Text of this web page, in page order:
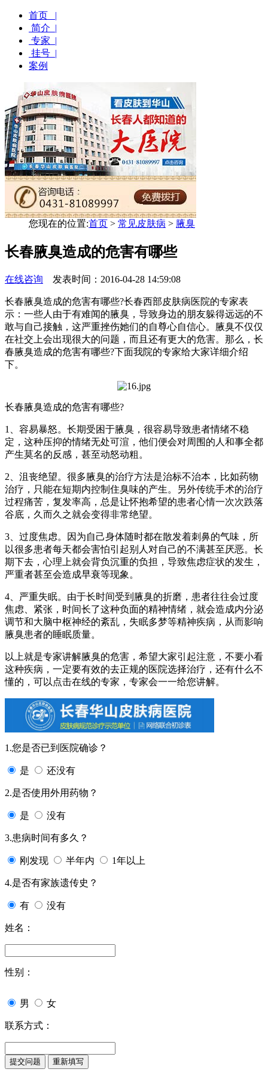
首页 |
简介 |
专家 |
挂号 |
案例
您现在的位置:首页 > 常见皮肤病 > 腋臭
长春腋臭造成的危害有哪些
在线咨询 发表时间：2016-04-28 14:59:08
长春腋臭造成的危害有哪些?长春西部皮肤病医院的专家表
示：一些人由于有难闻的腋臭，导致身边的朋友躲得远远的不
敢与自己接触，这严重挫伤她们的自尊心自信心。腋臭不仅仅
在社交上会出现很大的问题，而且还有更大的危害。那么，长
春腋臭造成的危害有哪些?下面我院的专家给大家详细介绍
下。
长春腋臭造成的危害有哪些?
1、容易暴怒。长期受困于腋臭，很容易导致患者情绪不稳
定，这种压抑的情绪无处可渲，他们便会对周围的人和事全都
产生莫名的反感，甚至动怒动粗。
2、沮丧绝望。很多腋臭的治疗方法是治标不治本，比如药物
治疗，只能在短期内控制住臭味的产生。另外传统手术的治疗
过程痛苦，复发率高，总是让怀抱希望的患者心情一次次跌落
谷底，久而久之就会变得非常绝望。
3、过度焦虑。因为自己身体随时都在散发着刺鼻的气味，所
以很多患者每天都会害怕引起别人对自己的不满甚至厌恶。长
期下去，心理上就会背负沉重的负担，导致焦虑症状的发生，
严重者甚至会造成早衰等现象。
4、严重失眠。由于长时间受到腋臭的折磨，患者往往会过度
焦虑、紧张，时间长了这种负面的精神情绪，就会造成内分泌
调节和大脑中枢神经的紊乱，失眠多梦等精神疾病，从而影响
腋臭患者的睡眠质量。
以上就是专家讲解腋臭的危害，希望大家引起注意，不要小看
这种疾病，一定要有效的去正规的医院选择治疗，还有什么不
懂的，可以点击在线的专家，专家会一一给您讲解。
1.您是否已到医院确诊？
是 还没有
2.是否使用外用药物？
是 没有
3.患病时间有多久？
刚发现 半年内 1年以上
4.是否有家族遗传史？
有 没有
姓名：
性别：
男 女
联系方式：